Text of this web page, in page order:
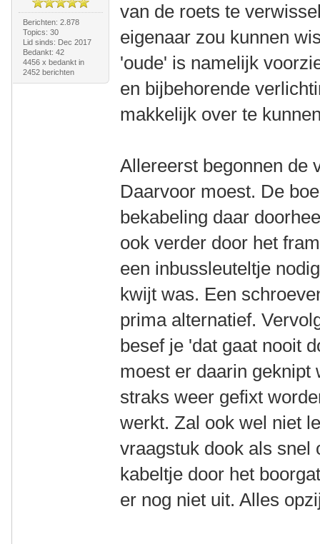
Berichten: 2.878
Topics: 30
Lid sinds: Dec 2017
Bedankt: 42
4456 x bedankt in
2452 berichten
van de roets te
eigenaar zou kunnen
'oude' is namelijk
en bijbehorende
makkelijk over te
Allereerst begonnen de
Daarvoor moest. De
bekabeling daar
ook verder door het
een inbussleuteltje
kwijt was. Een
prima alternatief.
besef je 'dat gaat nooit
moest er daarin geknipt
straks weer gefixt
werkt. Zal ook wel niet
vraagstuk dook als snel
kabeltje door het
er nog niet uit. Alles